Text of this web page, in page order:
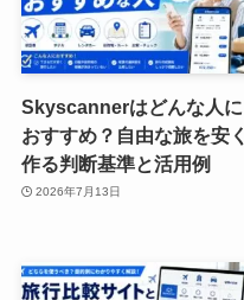
Skyscannerはどんな人に
おすすめ？自由な旅を安く
作る判断基準と活用例
2026年7月13日